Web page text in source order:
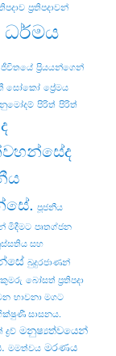
ප්‍රතිපදාවන්
ධර්මය
ජීවිතයේ ප්‍රියයන්ගෙන්
සෝකෝ ප්‍රේමය
පිරිත් පිරිත්
පූජනීය
මිදීමට පෘතග්ජන
සහ
බුදුරජාණන්
කුමරු බෝසත් ප්‍රතිපදා
භාවනා මගට
සාසනය.
මනුෂ්‍යත්වයෙන්
මමත්වය මරණය